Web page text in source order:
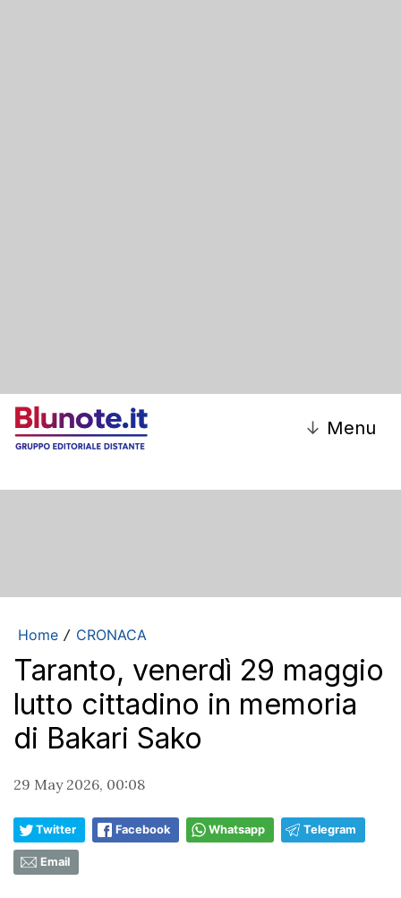
↓ Menu
Home / CRONACA
Taranto, venerdì 29 maggio
lutto cittadino in memoria
di Bakari Sako
29 May 2026, 00:08
Twitter Facebook Whatsapp Telegram
Email